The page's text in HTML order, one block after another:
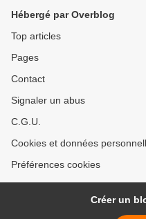
Hébergé par Overblog
Top articles
Pages
Contact
Signaler un abus
C.G.U.
Cookies et données
Préférences cookies
Créer un